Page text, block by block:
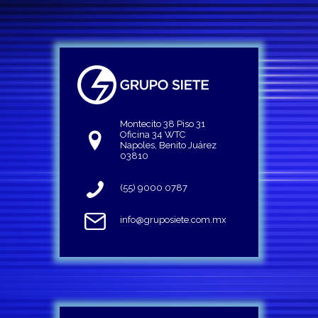
Montecito 38 Piso 31
Oficina 34 WTC
Napoles, Benito Juárez
03810
(55) 9000 0787
info@gruposiete.com.mx